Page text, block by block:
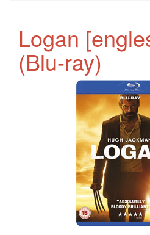
Logan
(Blu-ray)